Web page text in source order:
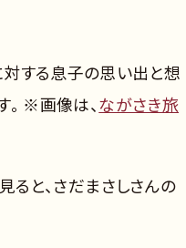
対する息子の思い出と想
。 ※画像は、ながさき旅
ると、さだまさしさんの